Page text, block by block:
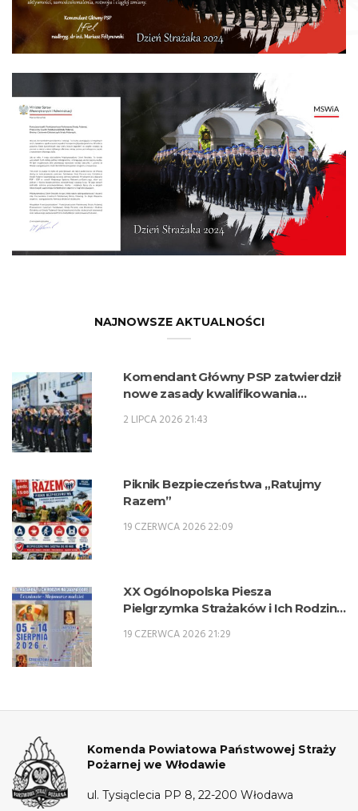
NAJNOWSZE AKTUALNOŚCI
Komendant Główny PSP zatwierdził
nowe zasady kwalifikowania
zawodowe w zawodzie technik
2 LIPCA 2026 21:43
Piknik Bezpieczeństwa „Ratujmy
Razem”
19 CZERWCA 2026 22:09
XX Ogólnopolska Piesza
Pielgrzymka Strażaków i Ich Rodzin
19 CZERWCA 2026 21:29
Komenda Powiatowa Państwowej Straży
Pożarnej we Włodawie
ul. Tysiąclecia PP 8, 22-200 Włodawa